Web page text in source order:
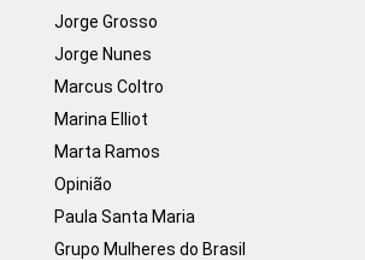
Jorge Grosso
Jorge Nunes
Marcus Coltro
Marina Elliot
Marta Ramos
Opinião
Paula Santa Maria
Grupo Mulheres do Brasil